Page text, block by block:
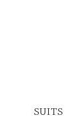
SUITS